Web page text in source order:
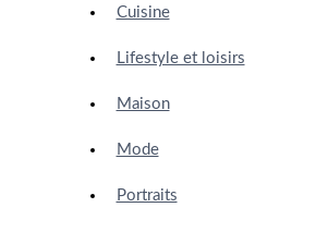
Cuisine
Lifestyle et loisirs
Maison
Mode
Portraits